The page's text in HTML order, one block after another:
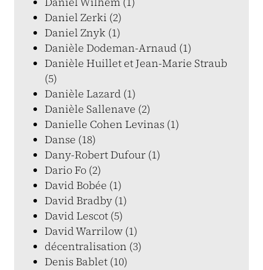
Daniel Zerki (2)
Daniel Znyk (1)
Danièle Dodeman-Arnaud (1)
Danièle Huillet et Jean-Marie Straub
(5)
Danièle Lazard (1)
Danièle Sallenave (2)
Danielle Cohen Levinas (1)
Danse (18)
Dany-Robert Dufour (1)
Dario Fo (2)
David Bobée (1)
David Bradby (1)
David Lescot (5)
David Warrilow (1)
décentralisation (3)
Denis Bablet (10)